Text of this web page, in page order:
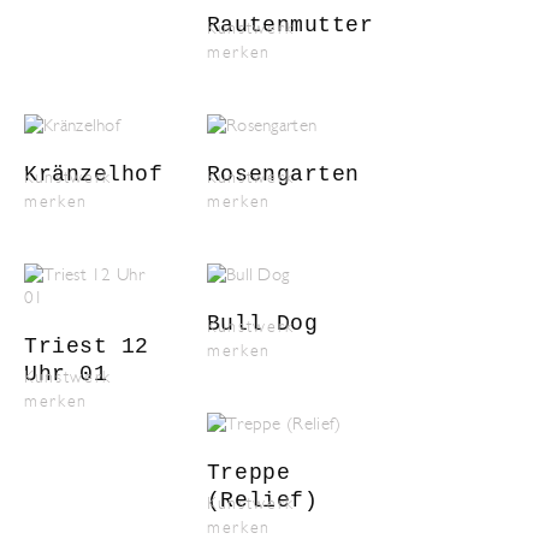
Kunstwerk
merken
Rautenmutter
Kunstwerk
merken
Kränzelhof
Kunstwerk
merken
Rosengarten
Kunstwerk
merken
Triest 12
Uhr 01
Kunstwerk
merken
Bull Dog
Kunstwerk
merken
Treppe
(Relief)